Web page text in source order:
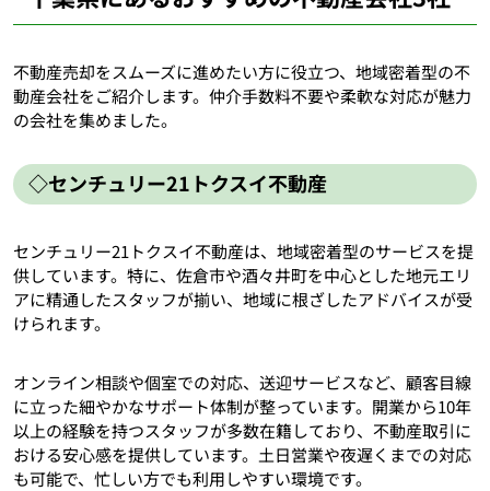
不動産売却をスムーズに進めたい方に役立つ、地域密着型の不
動産会社をご紹介します。仲介手数料不要や柔軟な対応が魅力
の会社を集めました。
◇センチュリー21トクスイ不動産
センチュリー21トクスイ不動産は、地域密着型のサービスを提
供しています。特に、佐倉市や酒々井町を中心とした地元エリ
アに精通したスタッフが揃い、地域に根ざしたアドバイスが受
けられます。
オンライン相談や個室での対応、送迎サービスなど、顧客目線
に立った細やかなサポート体制が整っています。開業から10年
以上の経験を持つスタッフが多数在籍しており、不動産取引に
おける安心感を提供しています。土日営業や夜遅くまでの対応
も可能で、忙しい方でも利用しやすい環境です。